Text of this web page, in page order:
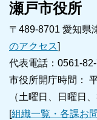
瀬戸市役所
〒489-8701 愛知県
のアクセス]
代表電話：0561-
市役所開庁時間：
（土曜日、日曜日
[組織一覧・各課お